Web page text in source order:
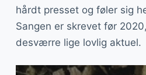
hårdt presset og føler sig
Sangen er skrevet før
desværre lige lovlig aktuel.